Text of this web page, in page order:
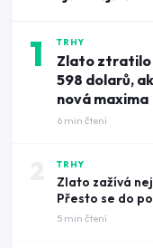
1 TRHY
Zlato ztratilo
598 dolarů,
nová maxima
6 min čtení
TRHY
Zlato zažívá
Přesto se do
kdy dřív
5 min čtení